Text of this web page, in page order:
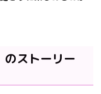
のストーリー